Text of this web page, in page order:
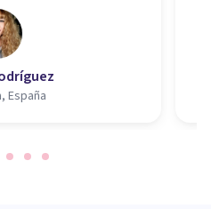
España